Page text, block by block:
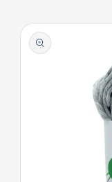
Перейти к
информации
о продукте